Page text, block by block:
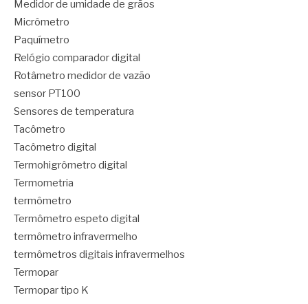
Medidor de umidade de grãos
Micrômetro
Paquímetro
Relógio comparador digital
Rotâmetro medidor de vazão
sensor PT100
Sensores de temperatura
Tacômetro
Tacômetro digital
Termohigrômetro digital
Termometria
termômetro
Termômetro espeto digital
termômetro infravermelho
termômetros digitais infravermelhos
Termopar
Termopar tipo K